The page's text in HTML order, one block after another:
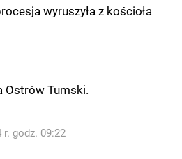
wyruszyła z kościoła
Ostrów Tumski.
r. godz. 09:22